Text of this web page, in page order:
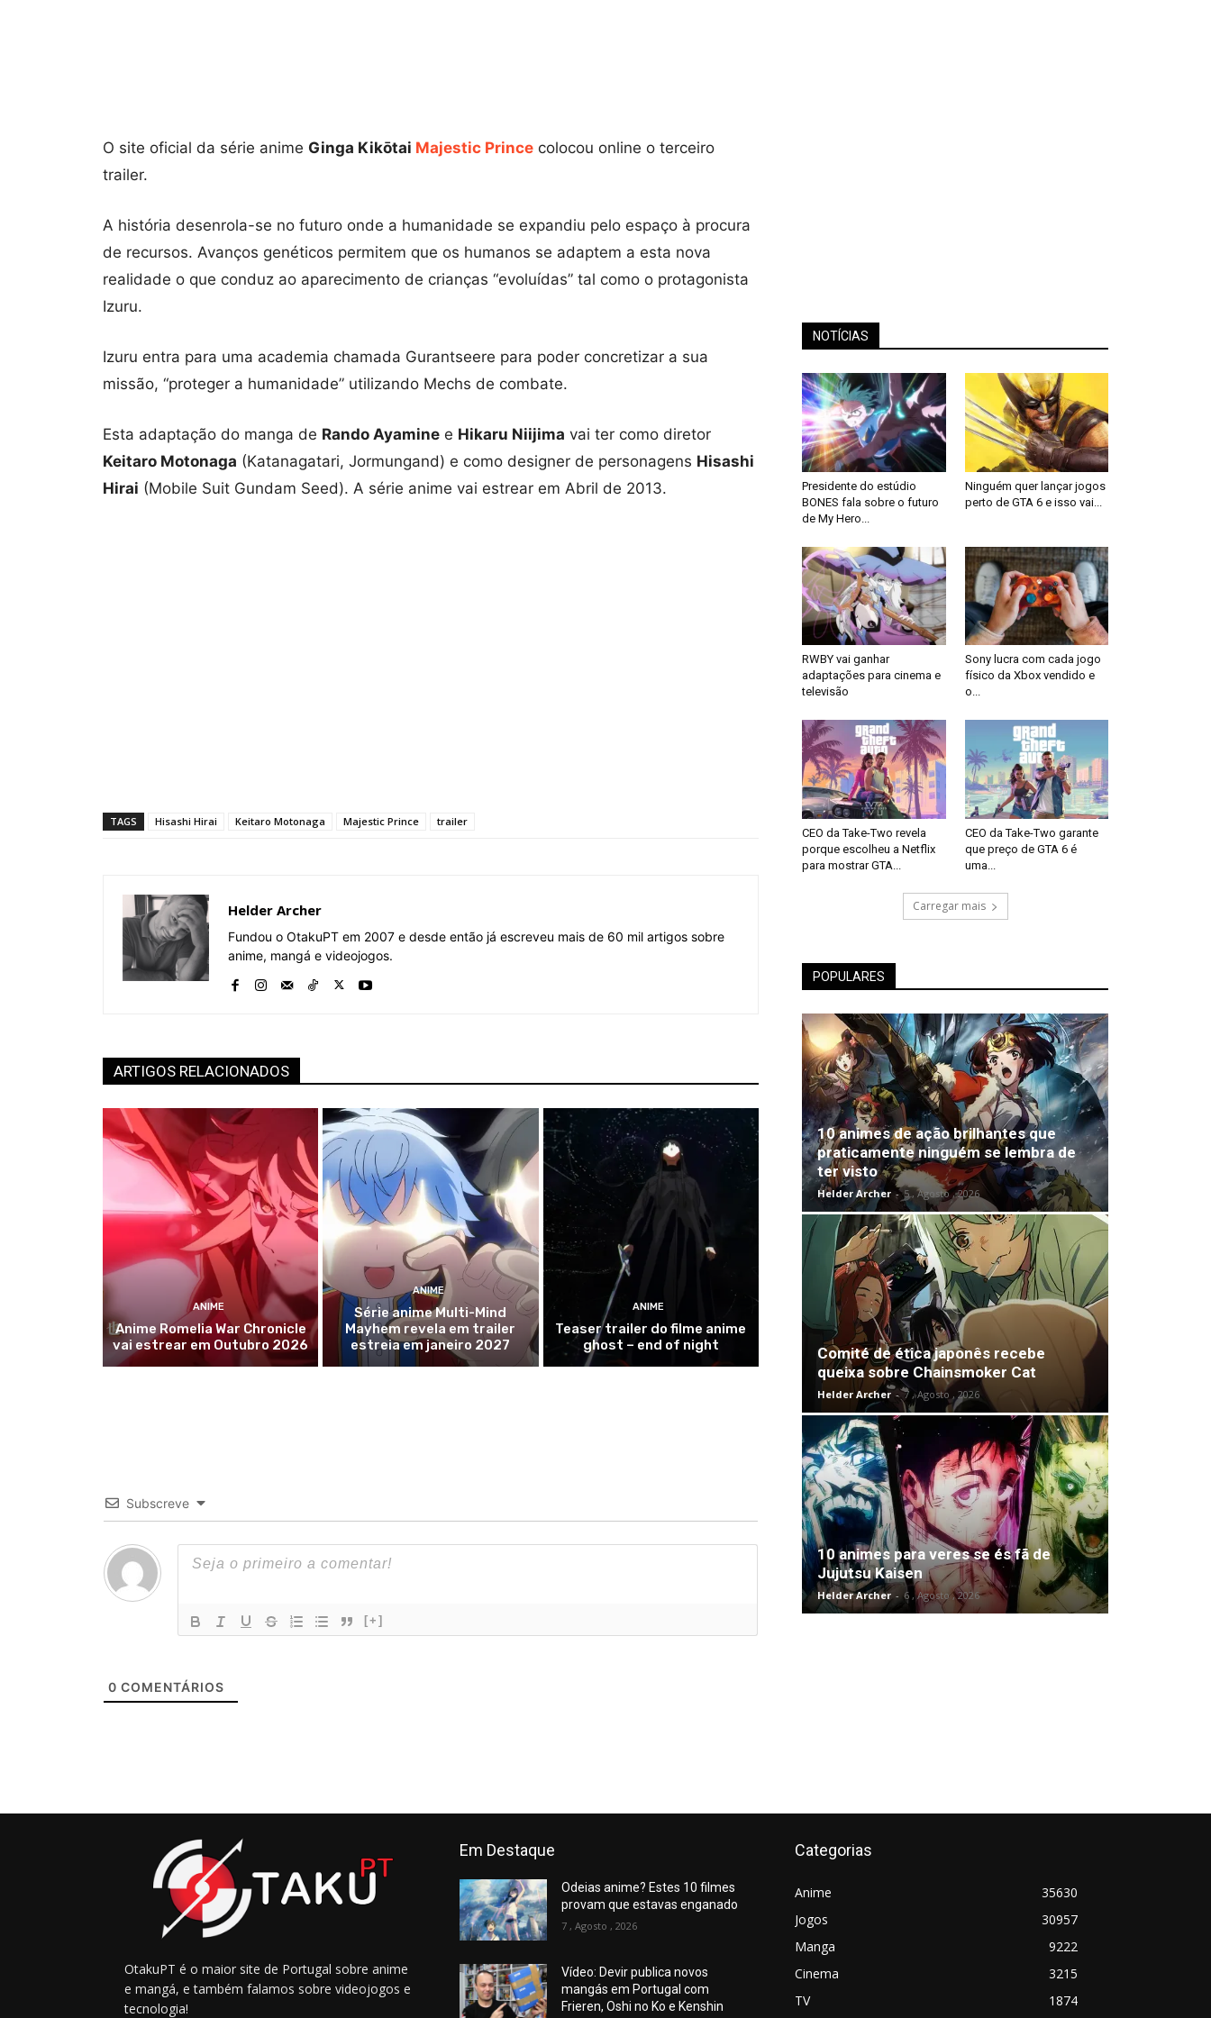
O site oficial da série anime Ginga Kikōtai Majestic Prince colocou online o terceiro
trailer.
A história desenrola-se no futuro onde a humanidade se expandiu pelo espaço à procura
de recursos. Avanços genéticos permitem que os humanos se adaptem a esta nova
realidade o que conduz ao aparecimento de crianças “evoluídas” tal como o protagonista
Izuru.
Izuru entra para uma academia chamada Gurantseere para poder concretizar a sua
missão, “proteger a humanidade” utilizando Mechs de combate.
Esta adaptação do manga de Rando Ayamine e Hikaru Niijima vai ter como diretor
Keitaro Motonaga (Katanagatari, Jormungand) e como designer de personagens Hisashi
Hirai (Mobile Suit Gundam Seed). A série anime vai estrear em Abril de 2013.
TAGS Hisashi Hirai Keitaro Motonaga Majestic Prince trailer
Helder Archer
Fundou o OtakuPT em 2007 e desde então já escreveu mais de 60 mil artigos sobre
anime, mangá e videojogos.
ARTIGOS RELACIONADOS
ANIME
Anime Romelia War Chronicle
vai estrear em Outubro 2026
ANIME
Série anime Multi-Mind
Mayhem revela em trailer
estreia em janeiro 2027
ANIME
Teaser trailer do filme anime
ghost – end of night
Subscreve
[+]
0 COMENTÁRIOS
NOTÍCIAS
Presidente do estúdio
BONES fala sobre o futuro
de My Hero...
Ninguém quer lançar jogos
perto de GTA 6 e isso vai...
RWBY vai ganhar
adaptações para cinema e
televisão
Sony lucra com cada jogo
físico da Xbox vendido e
o...
CEO da Take-Two revela
porque escolheu a Netflix
para mostrar GTA...
CEO da Take-Two garante
que preço de GTA 6 é
uma...
Carregar mais
POPULARES
10 animes de ação brilhantes que
praticamente ninguém se lembra de
ter visto
Helder Archer - 5 , Agosto , 2026
Comité de ética japonês recebe
queixa sobre Chainsmoker Cat
Helder Archer - 7 , Agosto , 2026
10 animes para veres se és fã de
Jujutsu Kaisen
Helder Archer - 6 , Agosto , 2026
OtakuPT é o maior site de Portugal sobre anime
e mangá, e também falamos sobre videojogos e
tecnologia!
Em Destaque
Odeias anime? Estes 10 filmes
provam que estavas enganado
7 , Agosto , 2026
Vídeo: Devir publica novos
mangás em Portugal com
Frieren, Oshi no Ko e Kenshin
Categorias
Anime
35630
Jogos
30957
Manga
9222
Cinema
3215
TV
1874